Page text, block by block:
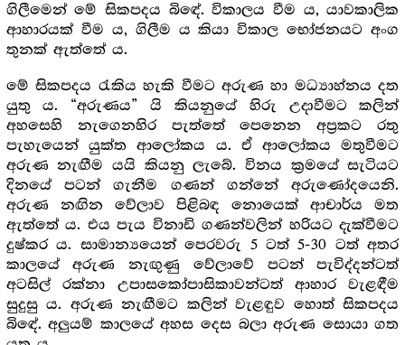
ගිලීමෙන් මේ සිකපදය බිඳේ. විකාලය වීම ය, යාවකාලික
ආහාරයක් වීම ය, ගිලීම ය කියා විකාල භෝජනයට අංග
තුනක් ඇත්තේ ය.
මේ සිකපදය රැකිය හැකි වීමට අරුණ හා මධ්‍යාහ්නය දත
යුතු ය. “අරුණය” යි කියනුයේ හිරු උදාවීමට කලින්
අහසෙහි නැගෙනහිර පැත්තේ පෙනෙන අප්‍ර‍කට රතු
පැහැයෙන් යුක්ත ආලෝකය ය. ඒ ආලෝකය මතුවීමට
අරුණ නැඟීම යයි කියනු ලැබේ. විනය ක්‍ර‍මයේ සැටියට
දිනයේ පටන් ගැනීම ගණන් ගන්නේ අරුණෝදයෙනි.
අරුණ නඟින වේලාව පිළිබඳ නොයෙක් ආචාර්ය මත
ඇත්තේ ය. එය පැය විනාඩි ගණන්වලින් හරියට දැක්වීමට
දුෂ්කර ය. සාමාන්‍යයෙන් පෙරවරු 5 ටත් 5-30 ටත් අතර
කාලයේ අරුණ නැඟුණු වේලාවේ පටන් පැවිද්දන්ටත්
අටසිල් රක්නා උපාසකෝපාසිකාවන්ටත් ආහාර වැළඳීම
සුදුසු ය. අරුණ නැඟීමට කලින් වැළඳුව හොත් සිකපදය
බිඳේ. අලුයම් කාලයේ අහස දෙස බලා අරුණ සොයා ගත